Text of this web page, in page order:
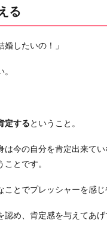
る
したいの！」
定するということ。
は今の自分を肯定出来て
とです。
とでプレッシャーを感じ
め、肯定感を与えてあげ